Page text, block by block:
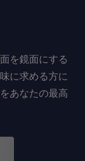
を鏡面にする
に求める方に
あなたの最高